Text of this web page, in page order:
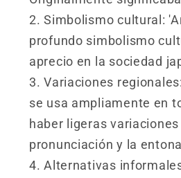
Simbolismo cultural:
profundo simbolismo
aprecio en la sociedad
Variaciones
se usa ampliamente en
haber ligeras
pronunciación y la
Alternativas